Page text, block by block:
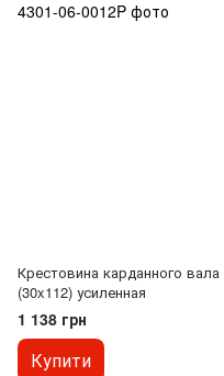
Крестовина карданного вала
(30x112) усиленная
1 138 грн
Купити